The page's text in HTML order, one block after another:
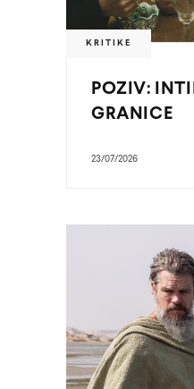
KRITIKE
POZIV:
GRANICE
23/07/2026